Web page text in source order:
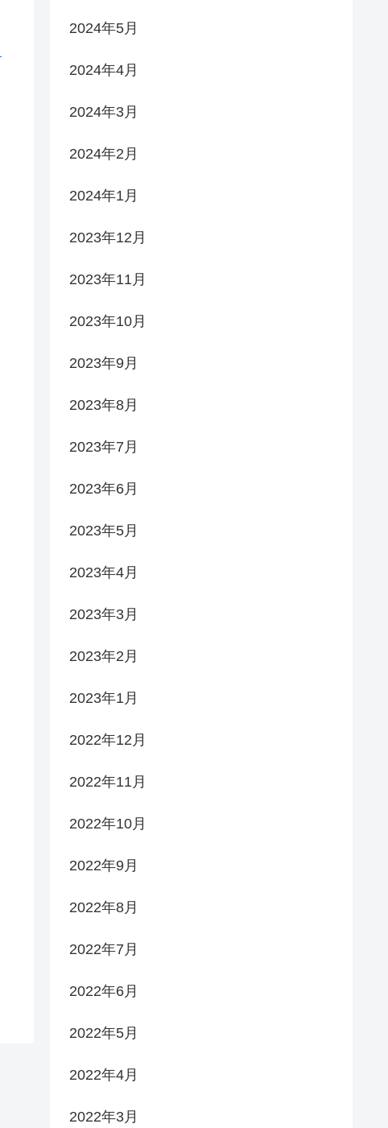
2024年5月
2024年4月
2024年3月
2024年2月
2024年1月
2023年12月
2023年11月
2023年10月
2023年9月
2023年8月
2023年7月
2023年6月
2023年5月
2023年4月
2023年3月
2023年2月
2023年1月
2022年12月
2022年11月
2022年10月
2022年9月
2022年8月
2022年7月
2022年6月
2022年5月
2022年4月
2022年3月